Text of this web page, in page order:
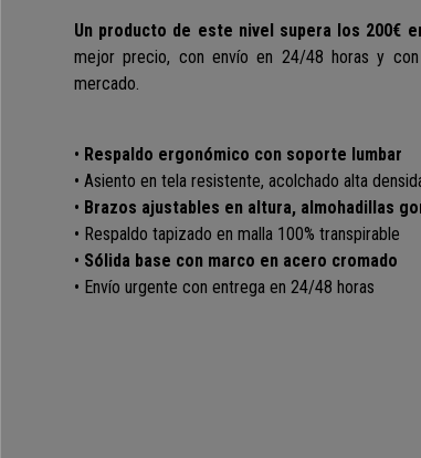
Un producto de este nivel supera los 200€
mejor precio, con envío en 24/48 horas y
mercado.
• Respaldo ergonómico con soporte lumbar
• Asiento en tela resistente, acolchado alta
• Brazos ajustables en altura, almohadillas
• Respaldo tapizado en malla 100% transpirable
• Sólida base con marco en acero cromado
• Envío urgente con entrega en 24/48 horas